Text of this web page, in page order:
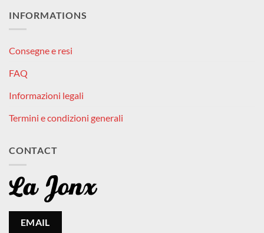
INFORMATIONS
Consegne e resi
FAQ
Informazioni legali
Termini e condizioni generali
CONTACT
EMAIL